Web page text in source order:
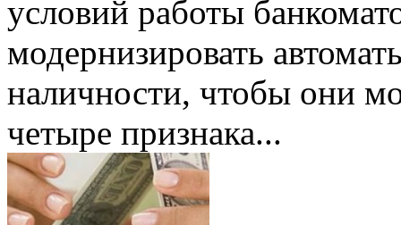
условий работы
модернизировать
наличности, чтобы они
четыре признака...